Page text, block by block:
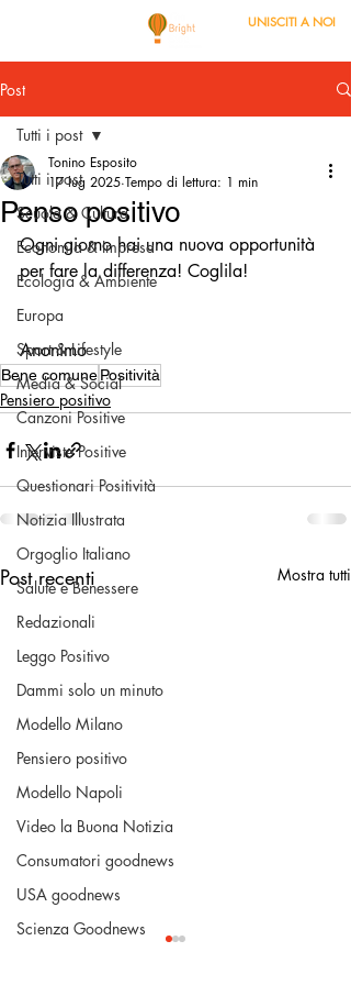
UNISCITI A NOI
Post
Tutti i post
Scuola & Cultura
Economia & Impresa
Ecologia & Ambiente
Europa
Sport & Lifestyle
Media & Social
Canzoni Positive
Interviste Positive
Questionari Positività
Notizia Illustrata
Orgoglio Italiano
Salute e Benessere
Redazionali
Leggo Positivo
Dammi solo un minuto
Modello Milano
Pensiero positivo
Modello Napoli
Video la Buona Notizia
Consumatori goodnews
USA goodnews
Scienza Goodnews
Tutti i post
Penso positivo
Tonino Esposito
17 lug 2025 Tempo di lettura: 1 min
Ogni giorno hai una nuova opportunità
per fare la differenza! Coglila!
Anonimo
Bene comunePositività
Pensiero positivo
Post recenti Mostra tutti